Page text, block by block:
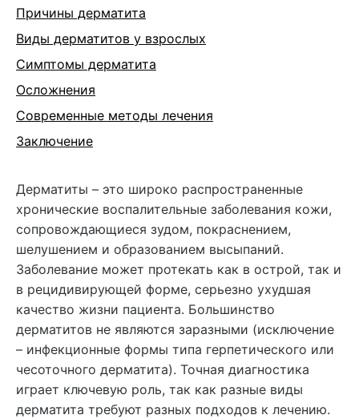
Причины дерматита
Виды дерматитов у взрослых
Симптомы дерматита
Осложнения
Современные методы лечения
Заключение
Дерматиты – это широко распространенные
хронические воспалительные заболевания кожи,
сопровождающиеся зудом, покраснением,
шелушением и образованием высыпаний.
Заболевание может протекать как в острой, так и
в рецидивирующей форме, серьезно ухудшая
качество жизни пациента. Большинство
дерматитов не являются заразными (исключение
– инфекционные формы типа герпетического или
чесоточного дерматита). Точная диагностика
играет ключевую роль, так как разные виды
дерматита требуют разных подходов к лечению.